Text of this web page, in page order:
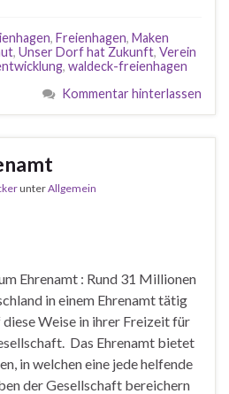
, Freienhagen, Maken
, Unser Dorf hat Zukunft, Verein
, waldeck-freienhagen
Kommentar hinterlassen
unterAllgemein
Ehrenamt : Rund 31 Millionen
in einem Ehrenamt tätig
diese Weise in ihrer Freizeit für
Das Ehrenamt bietet
in welchen eine jede helfende
der Gesellschaft bereichern